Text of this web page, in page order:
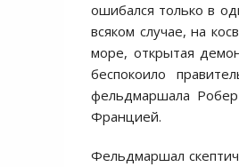
ошибался только в
всяком случае, на
море, открытая
беспокоило
фельдмаршала
Францией.
Фельдмаршал